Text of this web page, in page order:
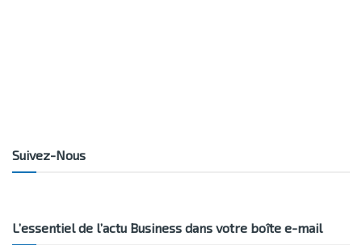
Suivez-Nous
L’essentiel de l’actu Business dans votre boîte e-mail